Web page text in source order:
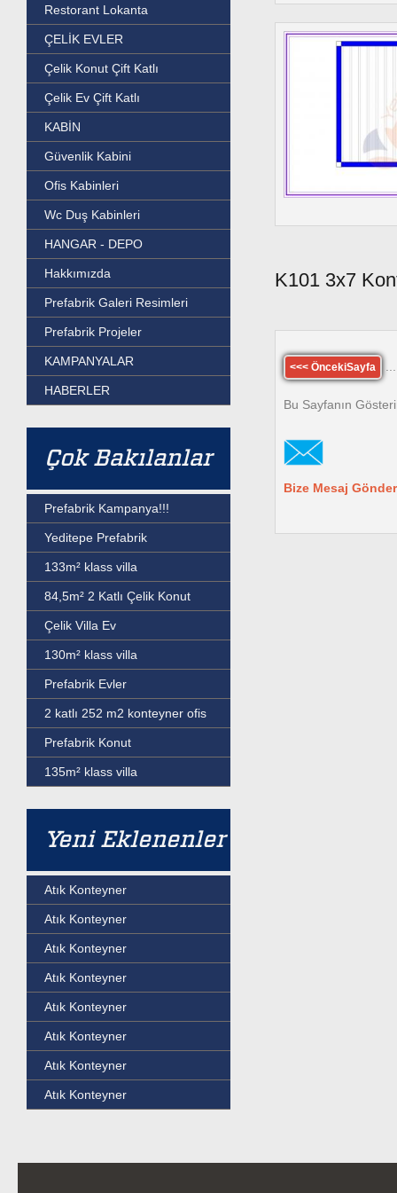
Restorant Lokanta
ÇELİK EVLER
Çelik Konut Çift Katlı
Çelik Ev Çift Katlı
KABİN
Güvenlik Kabini
Ofis Kabinleri
Wc Duş Kabinleri
HANGAR - DEPO
Hakkımızda
Prefabrik Galeri Resimleri
Prefabrik Projeler
KAMPANYALAR
HABERLER
Çok Bakılanlar
Prefabrik Kampanya!!!
Yeditepe Prefabrik
133m² klass villa
84,5m² 2 Katlı Çelik Konut
Çelik Villa Ev
130m² klass villa
Prefabrik Evler
2 katlı 252 m2 konteyner ofis
Prefabrik Konut
135m² klass villa
Yeni Eklenenler
Atık Konteyner
Atık Konteyner
Atık Konteyner
Atık Konteyner
Atık Konteyner
Atık Konteyner
Atık Konteyner
Atık Konteyner
K101 3x7
<<< ÖncekiSayfa
Bu Sayfanın
Bize Mesaj